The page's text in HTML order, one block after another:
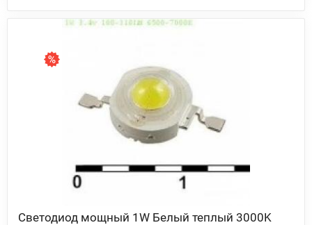
Светодиод мощный 1W Белый теплый 3000K